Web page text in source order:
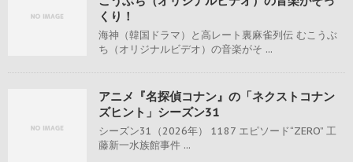
くり！
海神（韓国ドラマ）と高レート裏麻雀列伝 むこうぶ
ち（オリジナルビデオ）の音楽がそ ...
アニメ『名探偵コナン』の「ネクストコナン
ズヒント」シーズン31
シーズン31（2026年） 1187 エピソード“ZERO” 工
藤新一水族館事件 ...